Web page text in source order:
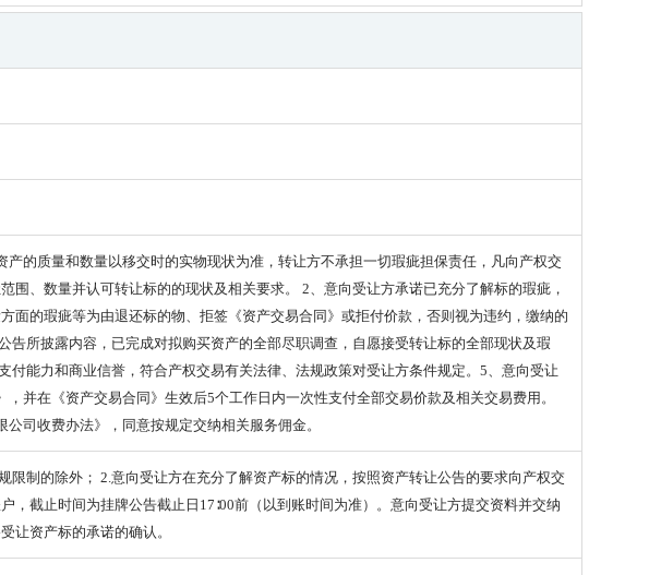
的质量和数量以移交时的实物现状为准，转让方不承担一切瑕疵担保责任，凡向产权交
、数量并认可转让标的的现状及相关要求。 2、意向受让方承诺已充分了解标的瑕疵，
面的瑕疵等为由退还标的物、拒签《资产交易合同》或拒付价款，否则视为违约，缴纳的
所披露内容，已完成对拟购买资产的全部尽职调查，自愿接受转让标的全部现状及瑕
能力和商业信誉，符合产权交易有关法律、法规政策对受让方条件规定。5、意向受让
并在《资产交易合同》生效后5个工作日内一次性支付全部交易价款及相关交易费用。
司收费办法》，同意按规定交纳相关服务佣金。
制的除外； 2.意向受让方在充分了解资产标的情况，按照资产转让公告的要求向产权交
截止时间为挂牌公告截止日17∶00前（以到账时间为准）。意向受让方提交资料并交纳
让资产标的承诺的确认。